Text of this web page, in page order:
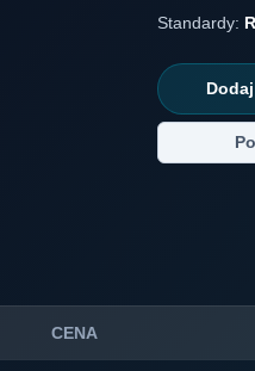
Standardy:
CENA